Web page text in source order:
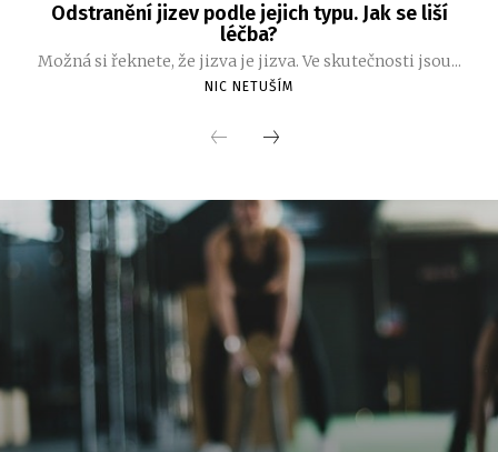
Odstranění jizev podle jejich typu. Jak se liší
léčba?
Možná si řeknete, že jizva je jizva. Ve skutečnosti jsou...
NIC NETUŠÍM